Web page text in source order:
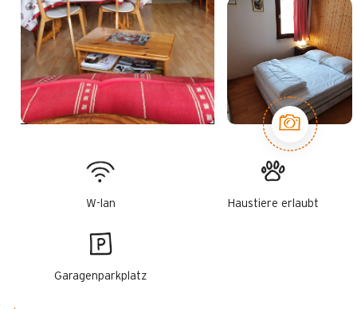
W-lan Haustiere erlaubt
Garagenparkplatz